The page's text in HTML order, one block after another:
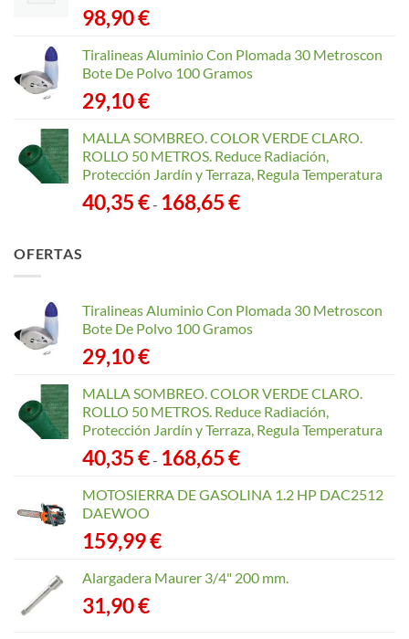
98,90€
Tiralineas Aluminio Con Plomada 30 Metroscon
Bote De Polvo 100 Gramos
29,10€
MALLA SOMBREO. COLOR VERDE CLARO.
ROLLO 50 METROS. Reduce Radiación,
Protección Jardín y Terraza, Regula Temperatura
40,35€- 168,65€Rango
168,65 €
OFERTAS
Tiralineas Aluminio Con Plomada 30 Metroscon
Bote De Polvo 100 Gramos
29,10€
MALLA SOMBREO. COLOR VERDE CLARO.
ROLLO 50 METROS. Reduce Radiación,
Protección Jardín y Terraza, Regula Temperatura
40,35€- 168,65€Rango
precios:
MOTOSIERRA DE GASOLINA 1.2 HP DAC2512
DAEWOO
159,99€
Alargadera Maurer 3/4" 200 mm.
31,90€